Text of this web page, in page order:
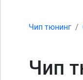
Чип тюнинг
Чип